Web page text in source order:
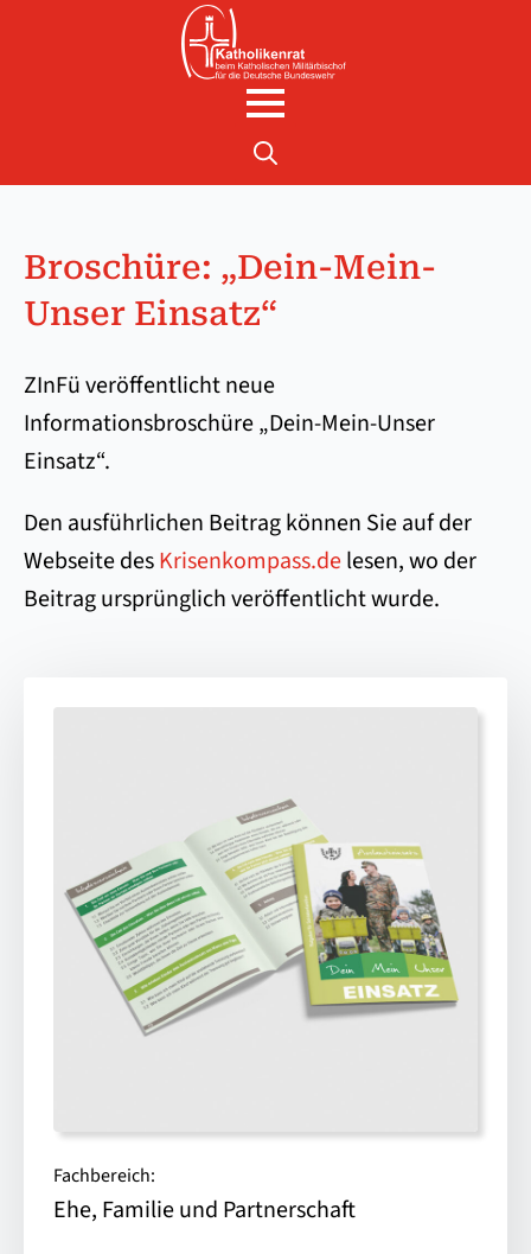
Broschüre: „Dein-Mein-
Unser Einsatz“
ZInFü veröffentlicht neue
Informationsbroschüre „Dein-Mein-Unser
Einsatz“.
Den ausführlichen Beitrag können Sie auf der
Webseite desKrisenkompass.delesen, wo der
Beitrag ursprünglich veröffentlicht wurde.
Fachbereich:
Ehe, Familie und Partnerschaft